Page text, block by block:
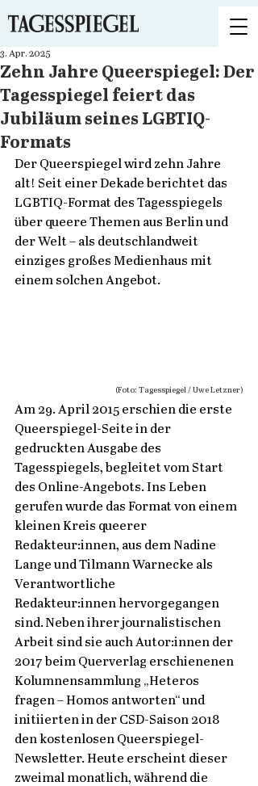
Zehn Jahre Queerspiegel: Der
Tagesspiegel feiert das
Jubiläum seines LGBTIQ-
Formats
3. Apr. 2025
Der Queerspiegel wird zehn Jahre
alt! Seit einer Dekade berichtet das
LGBTIQ-Format des Tagesspiegels
über queere Themen aus Berlin und
der Welt – als deutschlandweit
einziges großes Medienhaus mit
einem solchen Angebot.
(Foto: Tagesspiegel / Uwe Letzner)
Am 29. April 2015 erschien die erste
Queerspiegel-Seite in der
gedruckten Ausgabe des
Tagesspiegels, begleitet vom Start
des Online-Angebots. Ins Leben
gerufen wurde das Format von einem
kleinen Kreis queerer
Redakteur:innen, aus dem Nadine
Lange und Tilmann Warnecke als
Verantwortliche
Redakteur:innen hervorgegangen
sind. Neben ihrer journalistischen
Arbeit sind sie auch Autor:innen der
2017 beim Querverlag erschienenen
Kolumnensammlung „Heteros
fragen – Homos antworten“ und
initiierten in der CSD-Saison 2018
den kostenlosen Queerspiegel-
Newsletter. Heute erscheint dieser
zweimal monatlich, während die